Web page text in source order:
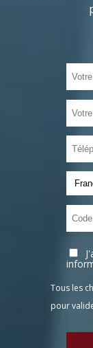
Tous les
pour